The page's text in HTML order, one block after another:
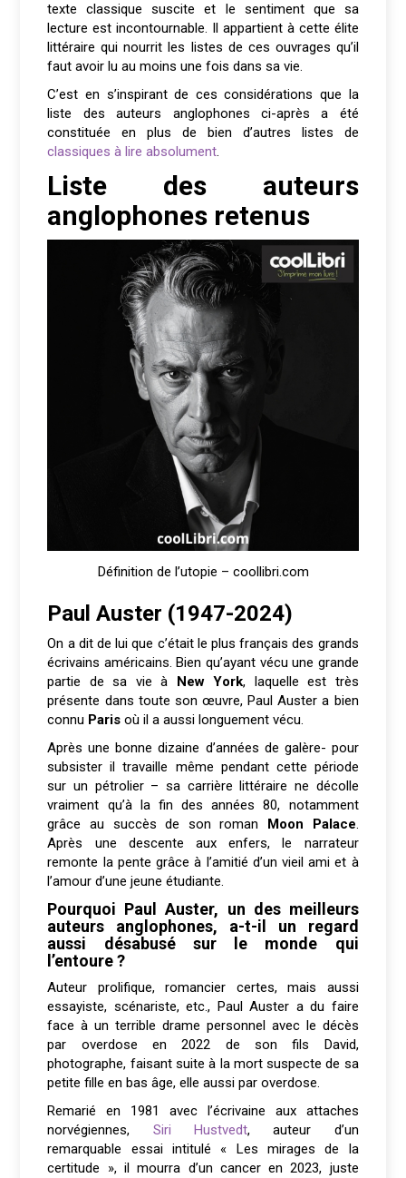
texte classique suscite et le sentiment que sa
lecture est incontournable. Il appartient à cette élite
littéraire qui nourrit les listes de ces ouvrages qu’il
faut avoir lu au moins une fois dans sa vie.
C’est en s’inspirant de ces considérations que la
liste des auteurs anglophones ci-après a été
constituée en plus de bien d’autres listes de
classiques à lire absolument.
Liste des auteurs
anglophones retenus
Définition de l’utopie – coollibri.com
Paul Auster (1947-2024)
On a dit de lui que c’était le plus français des grands
écrivains américains. Bien qu’ayant vécu une grande
partie de sa vie à New York, laquelle est très
présente dans toute son œuvre, Paul Auster a bien
connu Paris où il a aussi longuement vécu.
Après une bonne dizaine d’années de galère- pour
subsister il travaille même pendant cette période
sur un pétrolier – sa carrière littéraire ne décolle
vraiment qu’à la fin des années 80, notamment
grâce au succès de son roman Moon Palace.
Après une descente aux enfers, le narrateur
remonte la pente grâce à l’amitié d’un vieil ami et à
l’amour d’une jeune étudiante.
Pourquoi Paul Auster, un des meilleurs
auteurs anglophones, a-t-il un regard
aussi désabusé sur le monde qui
l’entoure ?
Auteur prolifique, romancier certes, mais aussi
essayiste, scénariste, etc., Paul Auster a du faire
face à un terrible drame personnel avec le décès
par overdose en 2022 de son fils David,
photographe, faisant suite à la mort suspecte de sa
petite fille en bas âge, elle aussi par overdose.
Remarié en 1981 avec l’écrivaine aux attaches
norvégiennes, Siri Hustvedt, auteur d’un
remarquable essai intitulé « Les mirages de la
certitude », il mourra d’un cancer en 2023, juste